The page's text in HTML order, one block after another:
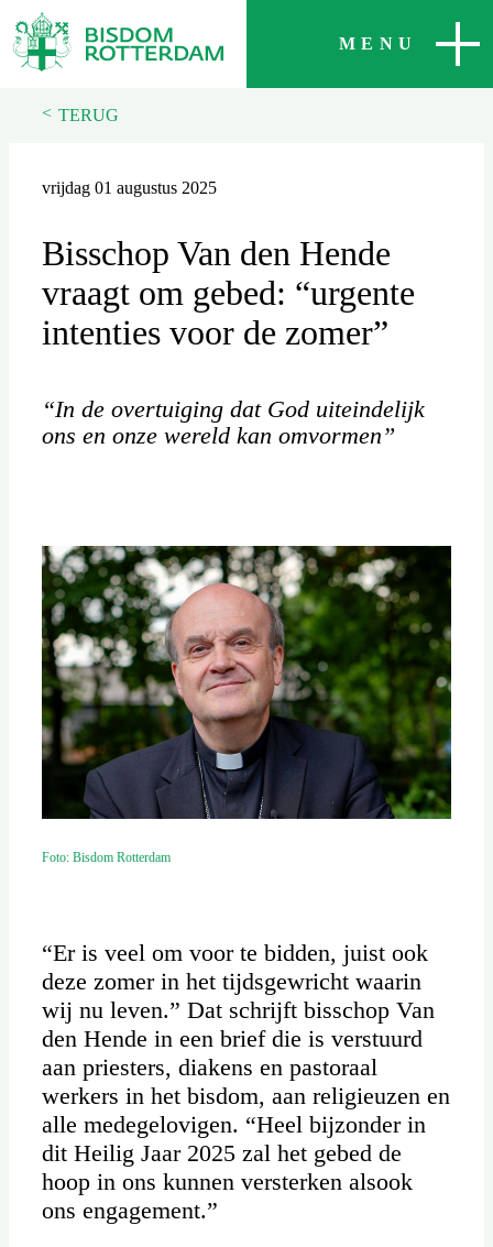
MENU
SLUITEN
< TERUG
vrijdag 01 augustus 2025
Bisschop Van den Hende
vraagt om gebed: “urgente
intenties voor de zomer”
“In de overtuiging dat God uiteindelijk
ons en onze wereld kan omvormen”
Foto: Bisdom Rotterdam
“Er is veel om voor te bidden, juist ook
deze zomer in het tijdsgewricht waarin
wij nu leven.” Dat schrijft bisschop Van
den Hende in een brief die is verstuurd
aan priesters, diakens en pastoraal
werkers in het bisdom, aan religieuzen en
alle medegelovigen. “Heel bijzonder in
dit Heilig Jaar 2025 zal het gebed de
hoop in ons kunnen versterken alsook
ons engagement.”